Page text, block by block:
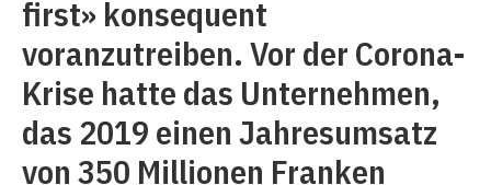
first» konsequent
voranzutreiben. Vor der Corona-
Krise hatte das Unternehmen,
das 2019 einen Jahresumsatz
von 350 Millionen Franken